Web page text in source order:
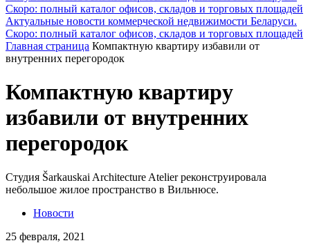
Скоро: полный каталог офисов, складов и торговых площадей
Актуальные новости коммерческой недвижимости Беларуси.
Скоро: полный каталог офисов, складов и торговых площадей
Главная страница Компактную квартиру избавили от
внутренних перегородок
Компактную квартиру
избавили от внутренних
перегородок
Студия Šarkauskai Architecture Atelier реконструировала
небольшое жилое пространство в Вильнюсе.
Новости
25 февраля, 2021